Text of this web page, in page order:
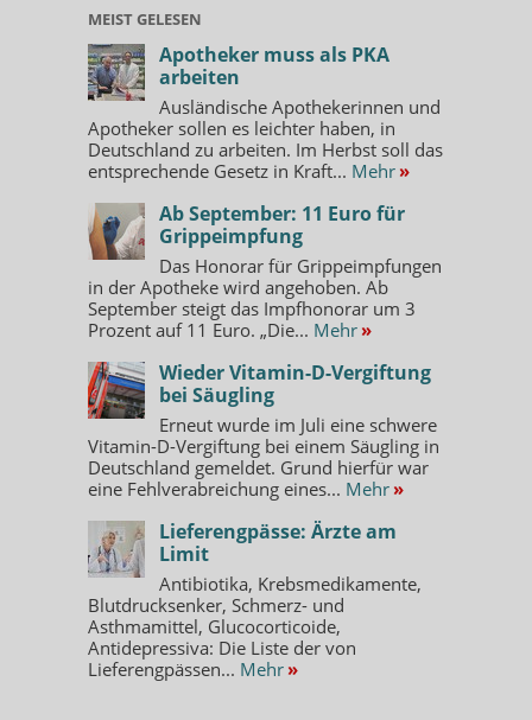
MEIST GELESEN
Apotheker muss als PKA
arbeiten
Ausländische Apothekerinnen und
Apotheker sollen es leichter haben, in
Deutschland zu arbeiten. Im Herbst soll das
entsprechende Gesetz in Kraft... Mehr »
Ab September: 11 Euro für
Grippeimpfung
Das Honorar für Grippeimpfungen
in der Apotheke wird angehoben. Ab
September steigt das Impfhonorar um 3
Prozent auf 11 Euro. „Die... Mehr »
Wieder Vitamin-D-Vergiftung
bei Säugling
Erneut wurde im Juli eine schwere
Vitamin-D-Vergiftung bei einem Säugling in
Deutschland gemeldet. Grund hierfür war
eine Fehlverabreichung eines... Mehr »
Lieferengpässe: Ärzte am
Limit
Antibiotika, Krebsmedikamente,
Blutdrucksenker, Schmerz- und
Asthmamittel, Glucocorticoide,
Antidepressiva: Die Liste der von
Lieferengpässen... Mehr »